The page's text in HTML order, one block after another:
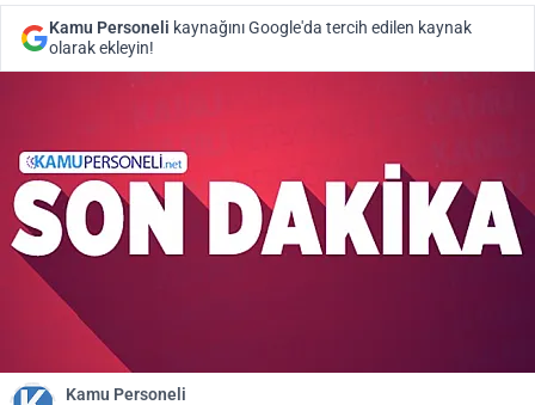
Kamu Personeli kaynağını Google'da tercih edilen kaynak
olarak ekleyin!
Kamu Personeli